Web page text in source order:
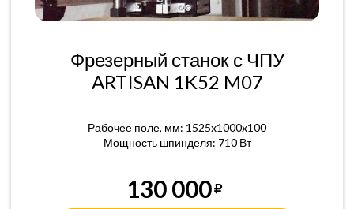
Фрезерный станок с ЧПУ
ARTISAN 1K52 M07
Рабочее поле, мм: 1525x1000x100
Мощность шпинделя: 710 Вт
130 000